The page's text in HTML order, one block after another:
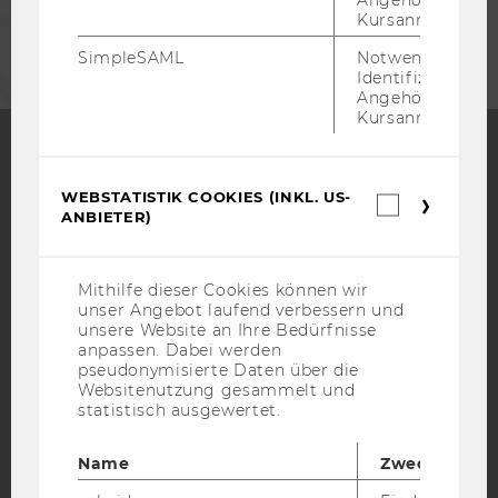
Instagram
IMPRESSUM
BARRIEREFREIHEITSERKLÄRUNG WEBSEITE
DATENSCHUTZERKLÄRUNG
Kursanmeldung.
SimpleSAML
Notwendig zur
Identifizierung
Angehörige/r für
Kursanmeldung.
WEBSTATISTIK COOKIES (INKL. US-
ANBIETER)
Mithilfe dieser Cookies können wir
unser Angebot laufend verbessern und
unsere Website an Ihre Bedürfnisse
anpassen. Dabei werden
pseudonymisierte Daten über die
Websitenutzung gesammelt und
statistisch ausgewertet.
Name
Zweck